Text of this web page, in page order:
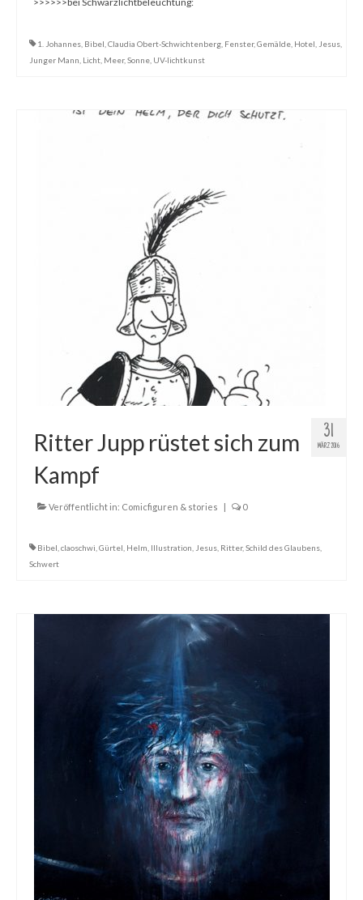
Werkstücke
1. Johannes Bibel Claudia Obert-Schwichtenberg Fenster, Gemälde Hotel Jesus
Junger Mann Licht Meer, Sonne UV-lichtkunst
31
MÄRZ 2016
Ritter Jupp rüstet sich zum
Kampf
Veröffentlicht in: Comicfiguren & stories | 0
Bibel claoschwi Gürtel Helm Illustration Jesus Ritter, Schild des Glaubens
Schwert